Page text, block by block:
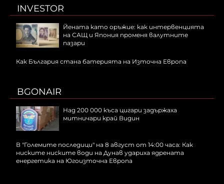
INVESTOR
Йената като оръжие: как интервенцията
на САЩ и Япония променя валутните
пазари
Как България стана батерията на Източна Европа
BGONAIR
Над 200 000 къса цигари задържаха
митничари край Видин
В "Големите последици" на 8 август от 14:00 часа: Как
ниските ниските води на Дунав удариха ядрената
енергетика на Югоизточна Европа